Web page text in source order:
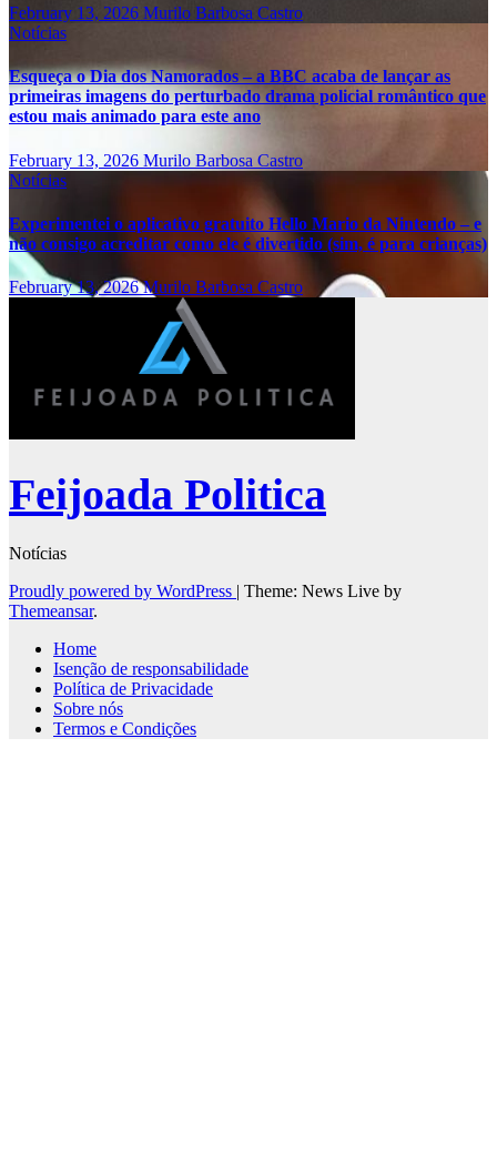
February 13, 2026 Murilo Barbosa Castro
Notícias
Esqueça o Dia dos Namorados – a BBC acaba de lançar as
primeiras imagens do perturbado drama policial romântico que
estou mais animado para este ano
February 13, 2026 Murilo Barbosa Castro
Notícias
Experimentei o aplicativo gratuito Hello Mario da Nintendo – e
não consigo acreditar como ele é divertido (sim, é para crianças)
February 13, 2026Murilo Barbosa Castro
Feijoada Politica
Notícias
Proudly powered by WordPress | Theme: News Live by
Themeansar.
Home
Isenção de responsabilidade
Política de Privacidade
Sobre nós
Termos e Condições